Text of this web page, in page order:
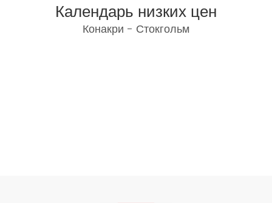
Календарь низких цен
Конакри - Стокгольм